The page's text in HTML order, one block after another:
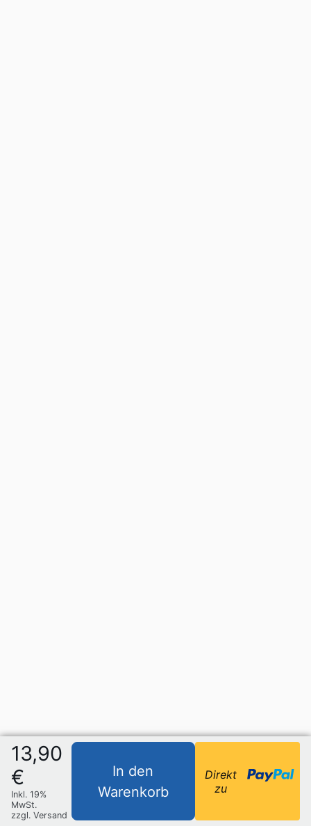
13,90
€
Inkl. 19%
MwSt.
zzgl. Versand
In den
Warenkorb
Direkt
zu